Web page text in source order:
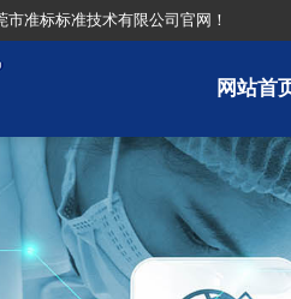
市准标标准技术有限公司官网！
网站首